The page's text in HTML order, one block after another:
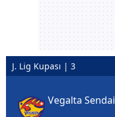
J. Lig Kupası | 3
Vegalta Sendai